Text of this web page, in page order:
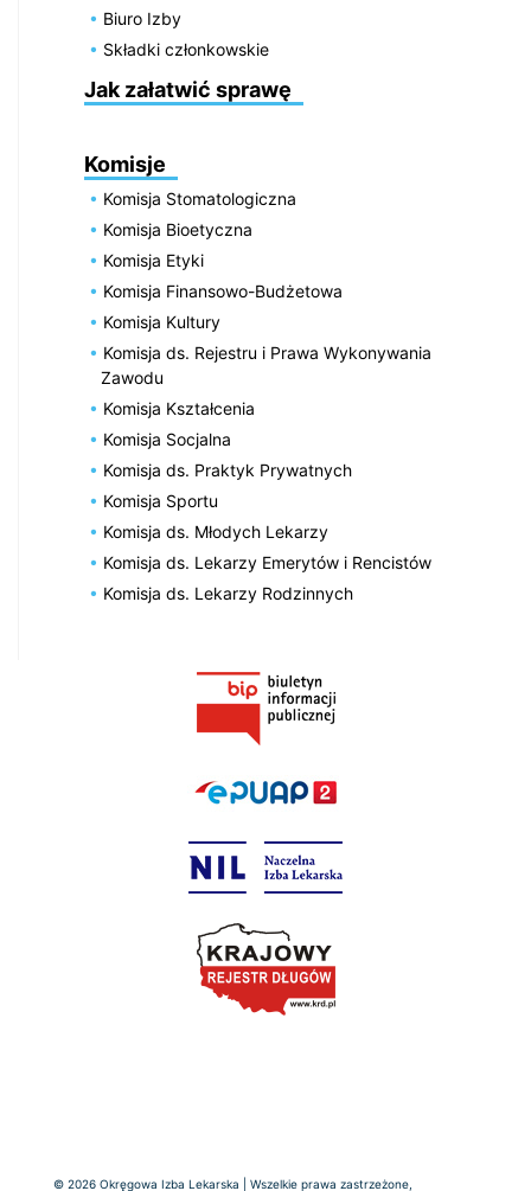
Biuro Izby
Składki członkowskie
Jak załatwić sprawę
Komisje
Komisja Stomatologiczna
Komisja Bioetyczna
Komisja Etyki
Komisja Finansowo-Budżetowa
Komisja Kultury
Komisja ds. Rejestru i Prawa Wykonywania
Zawodu
Komisja Kształcenia
Komisja Socjalna
Komisja ds. Praktyk Prywatnych
Komisja Sportu
Komisja ds. Młodych Lekarzy
Komisja ds. Lekarzy Emerytów i Rencistów
Komisja ds. Lekarzy Rodzinnych
© 2026 Okręgowa Izba Lekarska | Wszelkie prawa zastrzeżone,